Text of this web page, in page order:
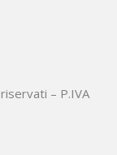
– P.IVA